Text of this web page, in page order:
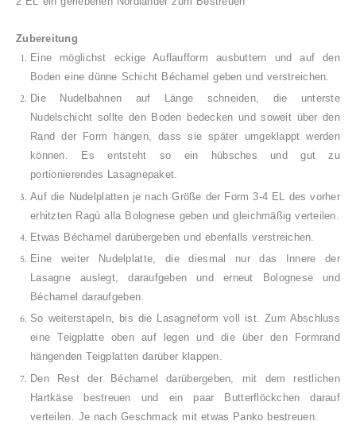
Zubereitung
Eine möglichst eckige Auflaufform ausbuttern und auf den
Boden eine dünne Schicht Béchamel geben und verstreichen.
Die Nudelbahnen auf Länge schneiden, die unterste
Nudelschicht sollte den Boden bedecken und soweit über den
Rand der Form hängen, dass sie später umgeklappt werden
können. Es entsteht so ein hübsches und gut zu
portionierendes Lasagnepaket.
Auf die Nudelplatten je nach Größe der Form 3-4 EL des vorher
erhitzten Ragù alla Bolognese geben und gleichmäßig verteilen.
Etwas Béchamel darübergeben und ebenfalls verstreichen.
Eine weiter Nudelplatte, die diesmal nur das Innere der
Lasagne auslegt, daraufgeben und erneut Bolognese und
Béchamel daraufgeben.
So weiterstapeln, bis die Lasagneform voll ist. Zum Abschluss
eine Teigplatte oben auf legen und die über den Formrand
hängenden Teigplatten darüber klappen.
Den Rest der Béchamel darübergeben, mit dem restlichen
Hartkäse bestreuen und ein paar Butterflöckchen darauf
verteilen. Je nach Geschmack mit etwas Panko bestreuen.